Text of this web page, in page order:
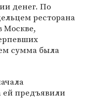
денег. По
ресторана
Москве,
сумма была
ей предъявили